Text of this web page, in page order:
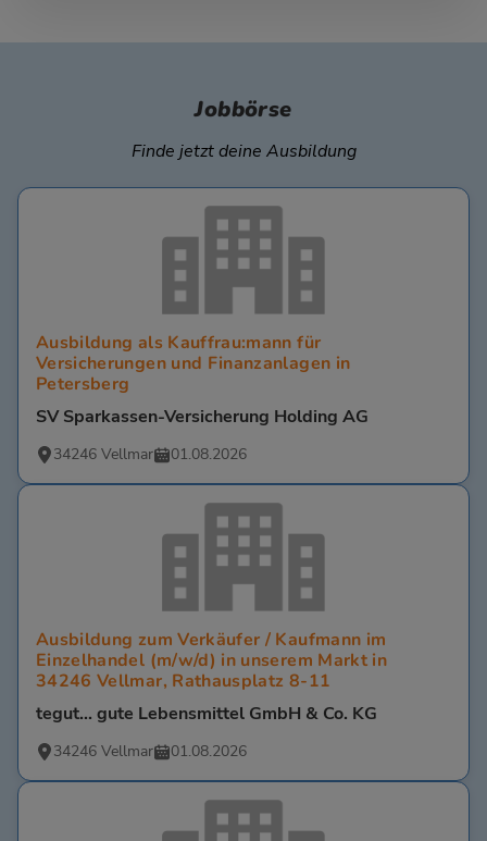
Jobbörse
Finde jetzt deine Ausbildung
Ausbildung als Kauffrau:mann für
Versicherungen und Finanzanlagen in
Petersberg
SV Sparkassen-Versicherung Holding AG
34246 Vellmar 01.08.2026
Ausbildung zum Verkäufer / Kaufmann im
Einzelhandel (m/w/d) in unserem Markt in
34246 Vellmar, Rathausplatz 8-11
tegut... gute Lebensmittel GmbH & Co. KG
34246 Vellmar 01.08.2026